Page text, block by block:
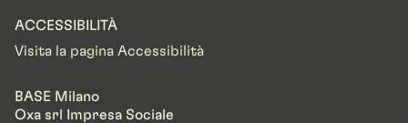
ACCESSIBILITÀ
Visita la pagina Accessibilità
BASE Milano
Oxa srl Impresa Sociale